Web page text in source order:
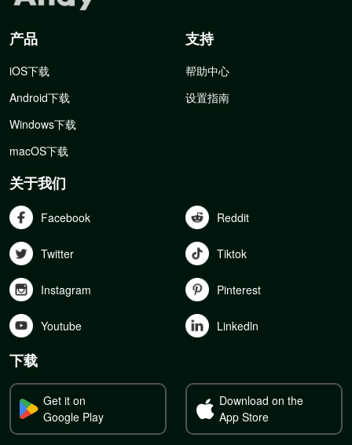
产品
iOS下载
Android下载
Windows下载
macOS下载
支持
帮助中心
设置指南
关于我们
Facebook Reddit
Twitter Tiktok
Instagram Pinterest
Youtube Linkedln
下载
Get it on
Google Play
Download on the
App Store